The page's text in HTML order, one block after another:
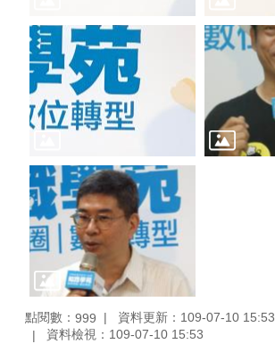
點閱數： 999
資料更新：109-07-10 15:53
資料檢視：109-07-10 15:53